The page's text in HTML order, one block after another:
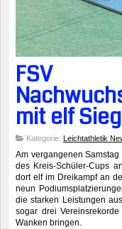
FSV
mit elf
Kategorie: Leichtathletik
Am vergangenen
des Kreis-Schüler-Cups
dort elf im Dreikampf an
neun
die starken Leistungen
sogar drei
Wanken bringen.